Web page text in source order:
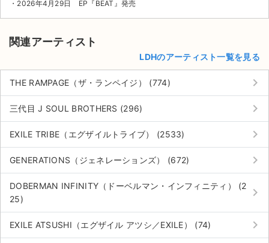
・2026年4月29日 EP『BEAT』発売
関連アーティスト
LDHのアーティスト一覧を見る
THE RAMPAGE（ザ・ランペイジ） (774) keyboard_arrow_right
三代目 J SOUL BROTHERS (296) keyboard_arrow_right
EXILE TRIBE（エグザイルトライブ） (2533) keyboard_arrow_right
GENERATIONS（ジェネレーションズ） (672) keyboard_arrow_right
DOBERMAN INFINITY（ドーベルマン・インフィニティ） (2
25)
keyboard_arrow_right
EXILE ATSUSHI（エグザイル アツシ／EXILE） (74) keyboard_arrow_right